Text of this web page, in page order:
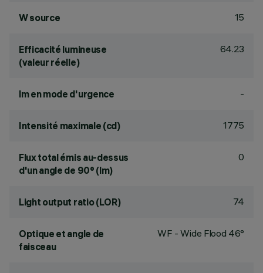
W source 15
Efficacité lumineuse
(valeur réelle)
64.23
lm en mode d'urgence -
Intensité maximale (cd) 1775
Flux total émis au-dessus
d'un angle de 90° (lm)
0
Light output ratio (LOR) 74
Optique et angle de
faisceau
WF - Wide Flood 46°